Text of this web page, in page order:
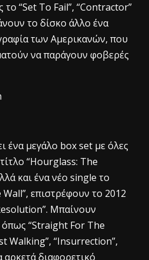
“Set To Fail”, “Contractor”
το δίσκο άλλο ένα
των Αμερικανών, που
να παράγουν φοβερές
ένα μεγάλο box set με όλες
“Hourglass: The
και ένα νέο single το
επιστρέφουν το 2012
Μπαίνουν
όπως “Straight For The
Walking”, “Insurrection”,
διαφορετικό